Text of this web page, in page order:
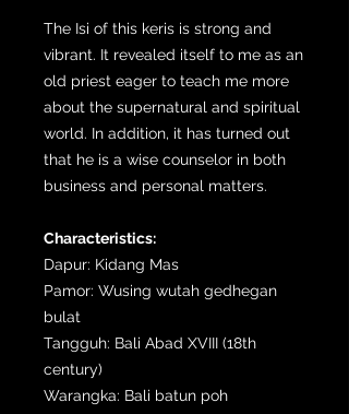
The Isi of this keris is strong and
vibrant. It revealed itself to me as an
old priest eager to teach me more
about the supernatural and spiritual
world. In addition, it has turned out
that he is a wise counselor in both
business and personal matters.
Characteristics:
Dapur: Kidang Mas
Pamor: Wusing wutah gedhegan
bulat
Tangguh: Bali Abad XVIII (18th
century)
Warangka: Bali batun poh